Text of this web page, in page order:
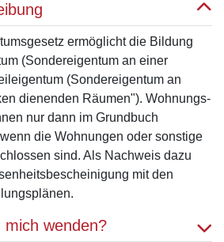
ermöglicht die Bildung
(Sondereigentum an einer
(Sondereigentum an
dienenden Räumen"). Wohnungs-
nur dann im Grundbuch
die Wohnungen oder sonstige
sind. Als Nachweis dazu
mit den
wenden?